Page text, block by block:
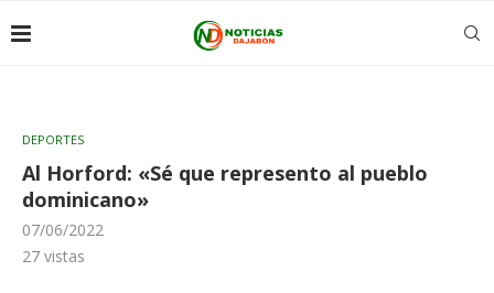
DEPORTES
Al Horford: «Sé que represento al pueblo
dominicano»
07/06/2022
27 vistas